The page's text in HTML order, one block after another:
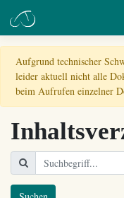
Aufgrund technischer
leider aktuell nicht alle
beim Aufrufen einzelner